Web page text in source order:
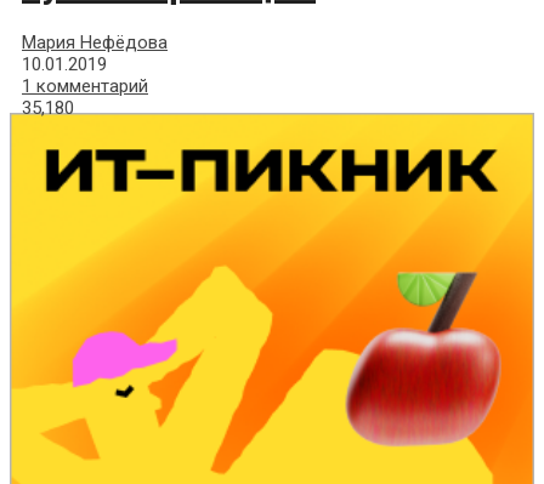
Мария Нефёдова
10.01.2019
1 комментарий
35,180